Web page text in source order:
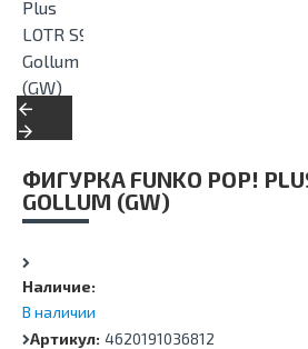
ФИГУРКА FUNKO POP!
GOLLUM (GW)
Наличие:
В наличии
Артикул: 4620191036812